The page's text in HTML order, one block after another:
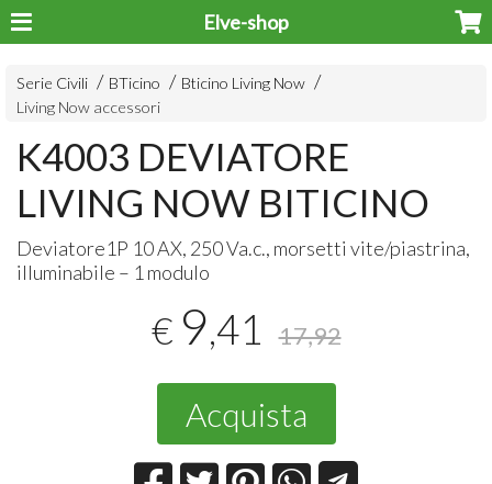
Elve-shop
Serie Civili BTicino
Bticino Living Now
Living Now accessori
K4003 DEVIATORE
LIVING NOW BITICINO
Deviatore1P 10 AX, 250 Va.c., morsetti vite/piastrina,
illuminabile – 1 modulo
€ 9,41 17,92
Acquista